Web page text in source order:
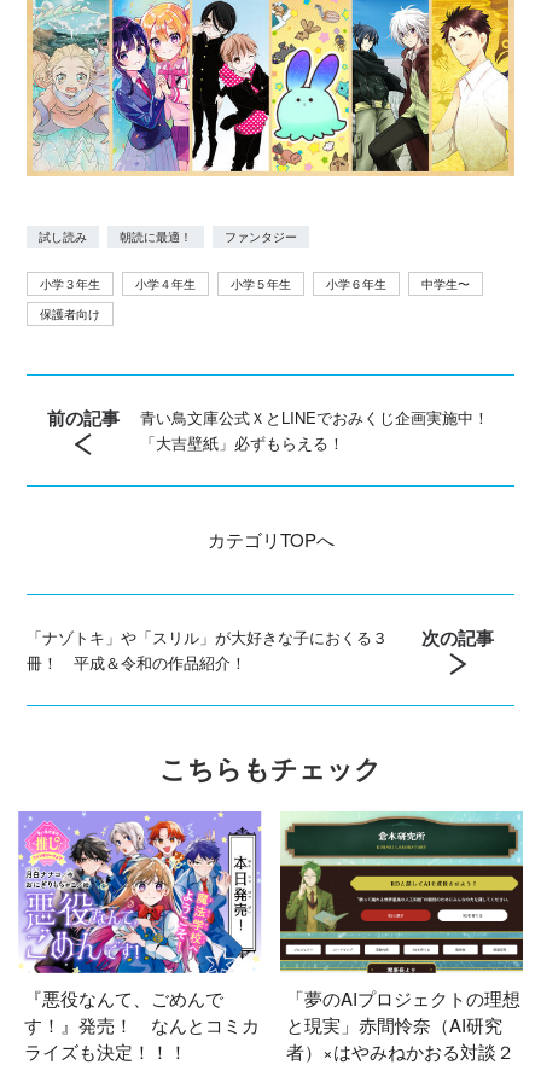
試し読み 朝読に最適！ ファンタジー
小学３年生 小学４年生 小学５年生 小学６年生
中学生〜
保護者向け
前の記事
青い鳥文庫公式ＸとLINEでおみくじ企画実施中！
「大吉壁紙」必ずもらえる！
カテゴリTOPへ
「ナゾトキ」や「スリル」が大好きな子におくる３
冊！ 平成＆令和の作品紹介！
次の記事
こちらもチェック
『悪役なんて、ごめんで
す！』発売！ なんとコミカ
ライズも決定！！！
「夢のAIプロジェクトの理想
と現実」赤間怜奈（AI研究
者）×はやみねかおる対談２